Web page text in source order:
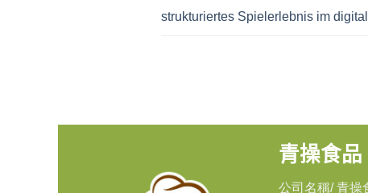
strukturiertes Spielerlebnis im
青操食品
公司名稱/ 青操